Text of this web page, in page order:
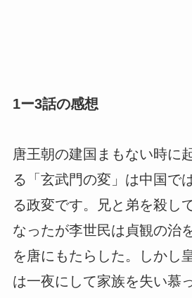
1ー3話の感想
唐王朝の建国まもない時に
る「玄武門の変」は中国で
る政変です。兄と弟を殺し
なったが李世民は貞観の治
を唐にもたらした。しかし
は一夜にして家族を失い慕